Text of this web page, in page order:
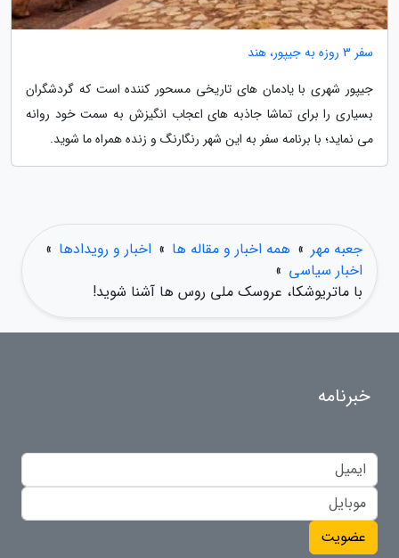
سفر 3 روزه به جیپور، هند
جیپور شهری با یادمان های تاریخی مسحور کننده است که گردشگران
بسیاری را برای تماشا جاذبه های اعجاب انگیزش به سمت خود روانه
می نماید؛ با برنامه سفر به این شهر رنگارنگ و زنده همراه ما شوید.
جعبه مهر » همه اخبار و مقاله ها » اخبار و رویدادها »
اخبار سیاسی »
با ماتریوشکا، عروسک ملی روس ها آشنا شوید!
خبرنامه
عضویت